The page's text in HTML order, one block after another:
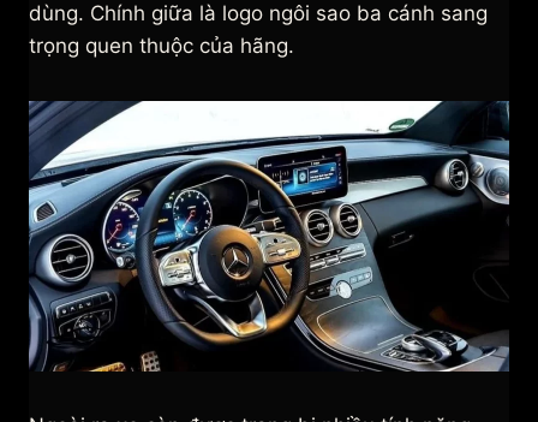
dùng. Chính giữa là logo ngôi sao ba cánh sang
trọng quen thuộc của hãng.